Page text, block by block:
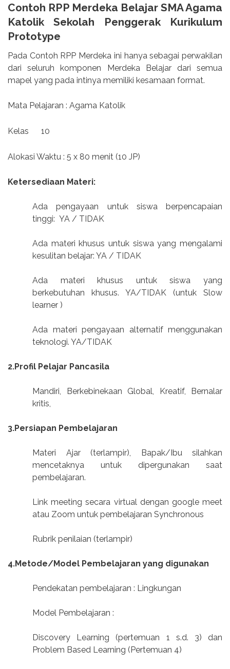
Contoh RPP Merdeka Belajar SMA Agama
Katolik Sekolah Penggerak Kurikulum
Prototype
Pada Contoh RPP Merdeka ini hanya sebagai perwakilan
dari seluruh komponen Merdeka Belajar dari semua
mapel yang pada intinya memiliki kesamaan format.
Mata Pelajaran : Agama Katolik
Kelas 10
Alokasi Waktu : 5 x 80 menit (10 JP)
Ketersediaan Materi:
Ada pengayaan untuk siswa berpencapaian
tinggi: YA / TIDAK
Ada materi khusus untuk siswa yang mengalami
kesulitan belajar: YA / TIDAK
Ada materi khusus untuk siswa yang
berkebutuhan khusus. YA/TIDAK (untuk Slow
learner )
Ada materi pengayaan alternatif menggunakan
teknologi. YA/TIDAK
2.Profil Pelajar Pancasila
Mandiri, Berkebinekaan Global, Kreatif, Bernalar
kritis,
3.Persiapan Pembelajaran
Materi Ajar (terlampir), Bapak/Ibu silahkan
mencetaknya untuk dipergunakan saat
pembelajaran.
Link meeting secara virtual dengan google meet
atau Zoom untuk pembelajaran Synchronous
Rubrik penilaian (terlampir)
4.Metode/Model Pembelajaran yang digunakan
Pendekatan pembelajaran : Lingkungan
Model Pembelajaran :
Discovery Learning (pertemuan 1 s.d. 3) dan
Problem Based Learning (Pertemuan 4)